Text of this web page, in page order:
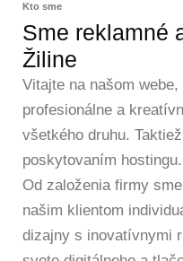
Kto sme
Sme reklamné
Žiline
Vitajte na našom
profesionálne a
všetkého druhu.
poskytovaním hostingu.
Od založenia firmy
našim klientom
dizajny s inovatívnymi